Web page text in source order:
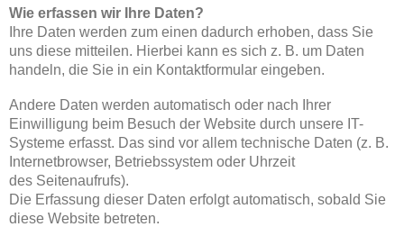
Wie erfassen wir Ihre Daten?
Ihre Daten werden zum einen dadurch erhoben, dass Sie
uns diese mitteilen. Hierbei kann es sich z. B. um Daten
handeln, die Sie in ein Kontaktformular eingeben.
Andere Daten werden automatisch oder nach Ihrer
Einwilligung beim Besuch der Website durch unsere IT-
Systeme erfasst. Das sind vor allem technische Daten (z. B.
Internetbrowser, Betriebssystem oder Uhrzeit
des Seitenaufrufs).
Die Erfassung dieser Daten erfolgt automatisch, sobald Sie
diese Website betreten.